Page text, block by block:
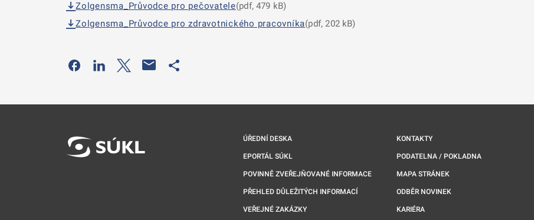
Zolgensma_Průvodce pro pečovatele(pdf, 479 kB)
Zolgensma_Průvodce pro zdravotnického pracovníka(pdf, 202 kB)
Odkaz se otevře na nové kartě
Odkaz se otevře na nové kartě
Odkaz se otevře na nové kartě
ÚŘEDNÍ DESKA
EPORTÁL SÚKL
POVINNĚ ZVEŘEJŇOVANÉ INFORMACE
PŘEHLED DŮLEŽITÝCH INFORMACÍ
VEŘEJNÉ ZAKÁZKY
KONTAKTY
PODATELNA / POKLADNA
MAPA STRÁNEK
ODBĚR NOVINEK
KARIÉRA